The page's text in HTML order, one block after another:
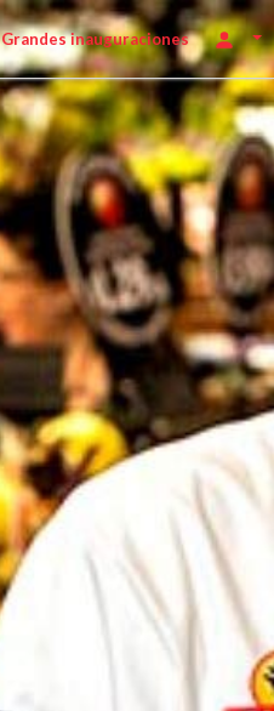
Grandes inauguraciones